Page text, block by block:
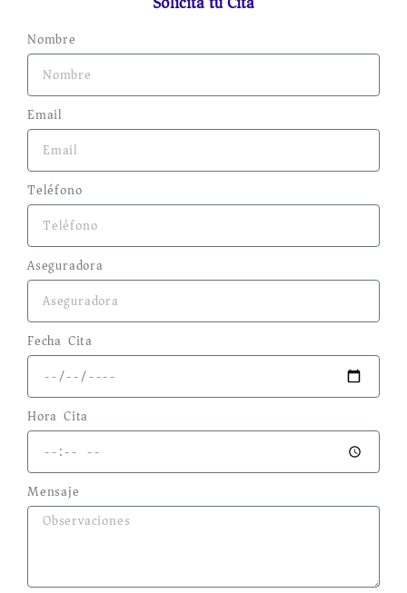
Nombre
Email
Teléfono
Aseguradora
Fecha Cita
Hora Cita
Mensaje